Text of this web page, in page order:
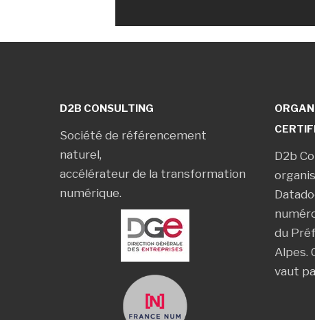
D2B CONSULTING
Société de référencement
naturel,
accélérateur de la transformation
numérique.
D2b
du
Alpes.
vaut